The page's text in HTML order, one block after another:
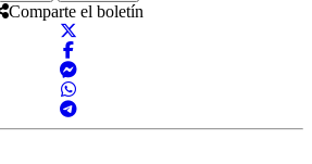
Comparte el boletín